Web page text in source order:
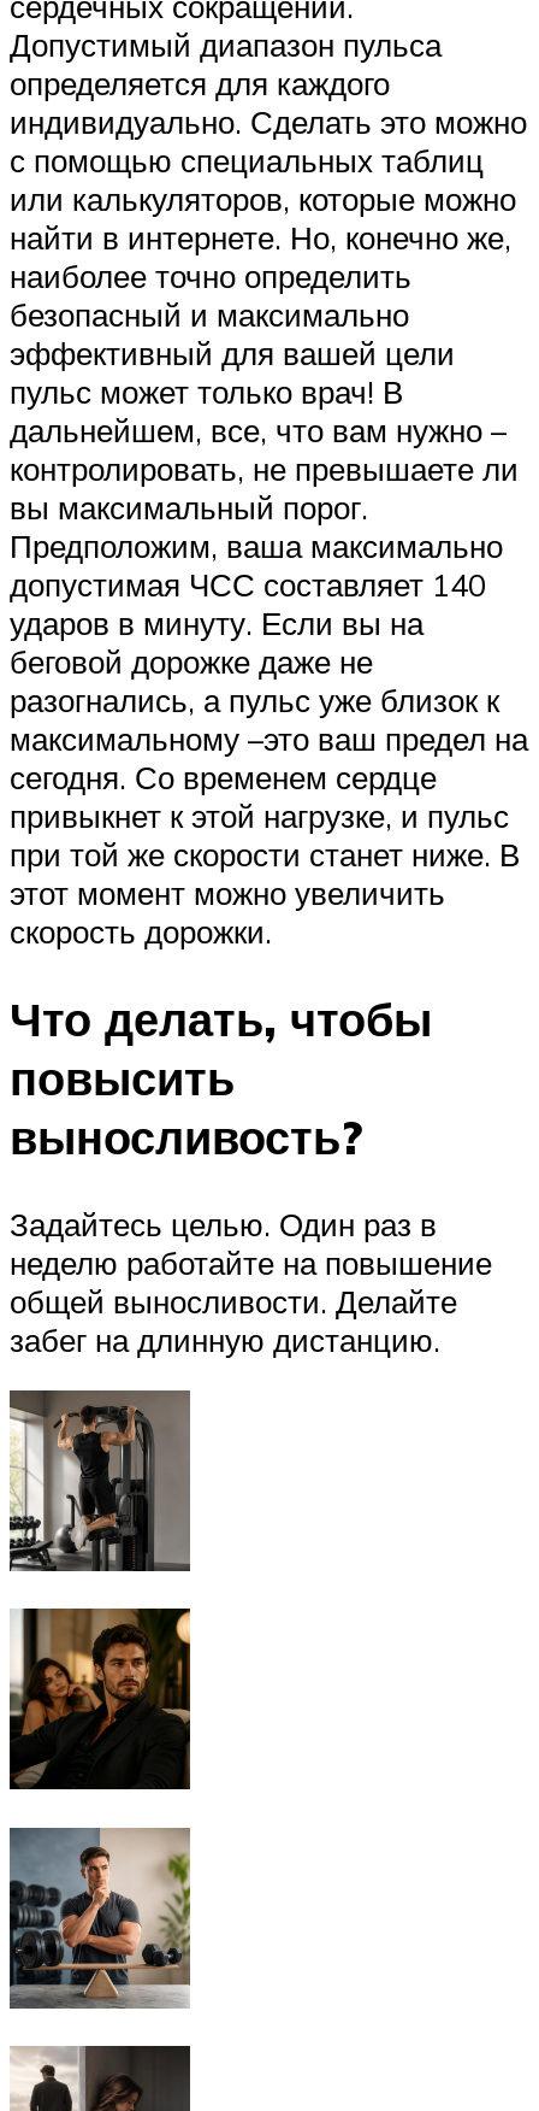
Допустимый диапазон пульса
определяется для каждого
индивидуально. Сделать это можно
с помощью специальных таблиц
или калькуляторов, которые можно
найти в интернете. Но, конечно же,
наиболее точно определить
безопасный и максимально
эффективный для вашей цели
пульс может только врач! В
дальнейшем, все, что вам нужно –
контролировать, не превышаете ли
вы максимальный порог.
Предположим, ваша максимально
допустимая ЧСС составляет 140
ударов в минуту. Если вы на
беговой дорожке даже не
разогнались, а пульс уже близок к
максимальному –это ваш предел на
сегодня. Со временем сердце
привыкнет к этой нагрузке, и пульс
при той же скорости станет ниже. В
этот момент можно увеличить
скорость дорожки.
Что делать, чтобы
повысить
выносливость?
Задайтесь целью. Один раз в
неделю работайте на повышение
общей выносливости. Делайте
забег на длинную дистанцию.